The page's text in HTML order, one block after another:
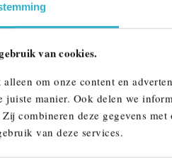
van cookies.
om onze content en
juiste manier. Ook delen we
Zij combineren deze gegevens
van deze services.
Eindhoven
20261 km